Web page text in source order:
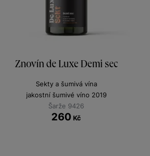
Znovín de Luxe Demi sec
Sekty a šumivá vína
jakostní šumivé víno 2019
Šarže 9426
260 Kč